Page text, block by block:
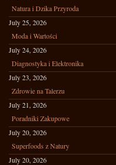
Natura i Dzika Przyroda
July 25, 2026
Moda i Wartości
July 24, 2026
Diagnostyka i Elektronika
July 23, 2026
Zdrowie na Talerzu
July 21, 2026
Poradniki Zakupowe
July 20, 2026
Superfoods z Natury
July 20, 2026